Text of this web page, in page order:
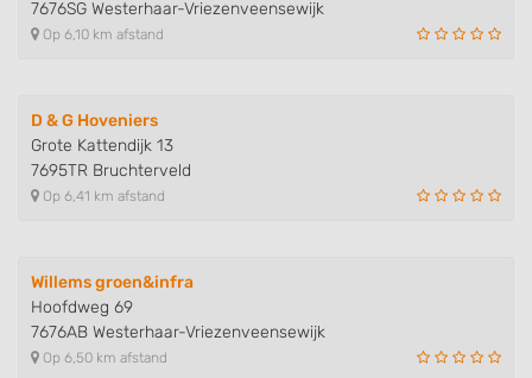
7676SG Westerhaar-Vriezenveensewijk
Op 6,10 km afstand
D & G Hoveniers
Grote Kattendijk 13
7695TR Bruchterveld
Op 6,41 km afstand
Willems groen&infra
Hoofdweg 69
7676AB Westerhaar-Vriezenveensewijk
Op 6,50 km afstand